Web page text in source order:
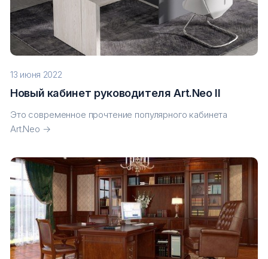
13 июня 2022
Новый кабинет руководителя Art.Neo II
Это современное прочтение популярного кабинета
Art.Neo →